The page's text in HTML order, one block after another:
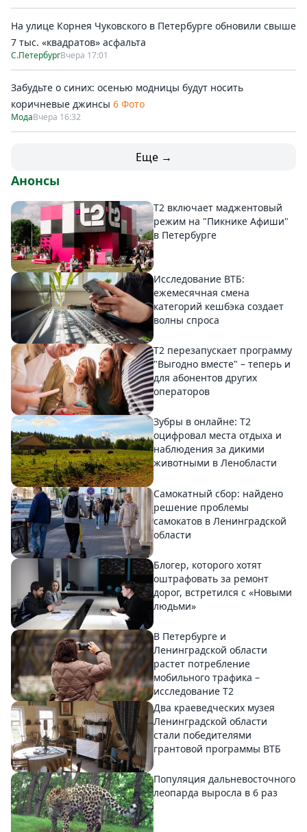
На улице Корнея Чуковского в Петербурге обновили свыше
7 тыс. «квадратов» асфальта
С.ПетербургВчера 17:01
Забудьте о синих: осенью модницы будут носить
коричневые джинсы 6 Фото
МодаВчера 16:32
Еще →
Анонсы
Т2 включает маджентовый
режим на "Пикнике Афиши"
в Петербурге
Исследование ВТБ:
ежемесячная смена
категорий кешбэка создает
волны спроса
Т2 перезапускает программу
"Выгодно вместе" – теперь и
для абонентов других
операторов
Зубры в онлайне: Т2
оцифровал места отдыха и
наблюдения за дикими
животными в Ленобласти
Самокатный сбор: найдено
решение проблемы
самокатов в Ленинградской
области
Блогер, которого хотят
оштрафовать за ремонт
дорог, встретился с «Новыми
людьми»
В Петербурге и
Ленинградской области
растет потребление
мобильного трафика –
исследование T2
Два краеведческих музея
Ленинградской области
стали победителями
грантовой программы ВТБ
Популяция дальневосточного
леопарда выросла в 6 раз